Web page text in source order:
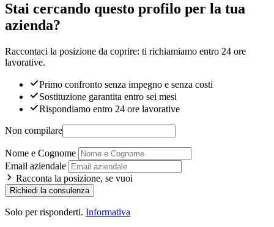
Stai cercando questo profilo per la tua
azienda?
Raccontaci la posizione da coprire: ti richiamiamo entro 24 ore
lavorative.
Primo confronto senza impegno e senza costi
Sostituzione garantita entro sei mesi
Rispondiamo entro 24 ore lavorative
Non compilare
Nome e Cognome
Email aziendale
Racconta la posizione, se vuoi
Richiedi la consulenza
Solo per risponderti. Informativa